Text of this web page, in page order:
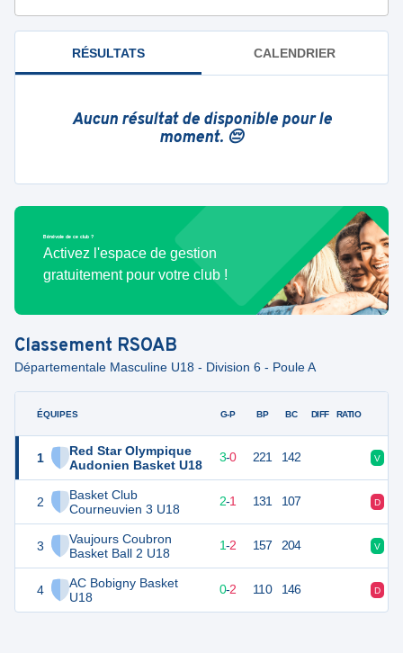
RÉSULTATS CALENDRIER
Aucun résultat de disponible pour le
moment. 😔
Bénévole de ce club ?
Activez l'espace de gestion
gratuitement pour votre club !
Classement RSOAB
Départementale Masculine U18 - Division 6 - Poule A
ÉQUIPES
1
Red Star Olympique
Audonien Basket U18
2
Basket Club
Courneuvien 3 U18
3
Vaujours Coubron
Basket Ball 2 U18
4
AC Bobigny Basket
U18
G-P BP BC DIFF RATIO
6 3 3-0 221 142 V
5 2-1 131 107 D
4 1-2 157 204 V
2 0-2 110 146 D